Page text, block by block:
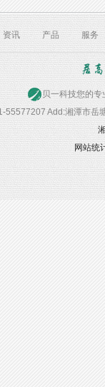
资讯 产品 服务
贝一科技您的
55577207 Add:湘潭市岳
网站统